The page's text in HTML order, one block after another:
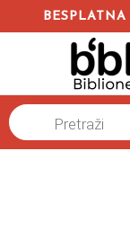
BESPLATNA
Naslovna
Products
search